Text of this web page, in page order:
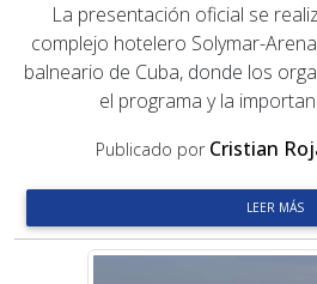
La presentación oficial se
complejo hotelero Solymar-
balneario de Cuba, donde los
el programa y la
Publicado por Cristian
LEER MÁS